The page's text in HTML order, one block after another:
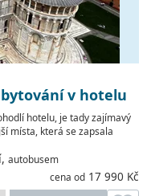
v hotelu
hotelu, je tady zajímavý
místa, která se zapsala
autobusem
cena od 17 990 Kč